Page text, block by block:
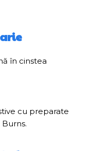
în cinstea
cu preparate